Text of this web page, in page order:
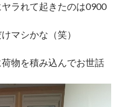
ラれて起きたのは0900
マシかな（笑）
物を積み込んでお世話